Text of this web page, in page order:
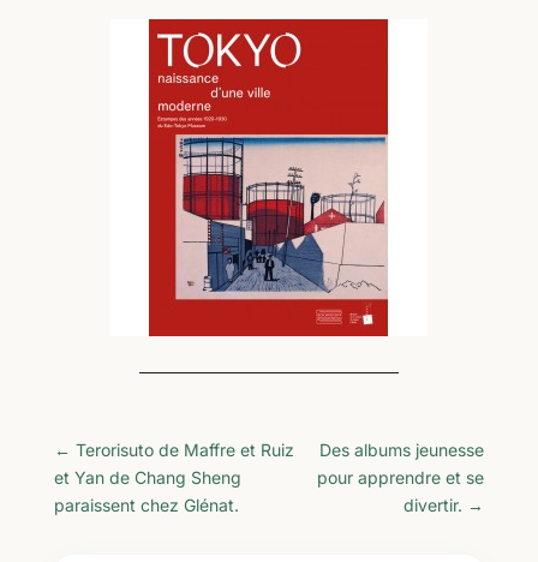
← Terorisuto de Maffre et Ruiz
et Yan de Chang Sheng
paraissent chez Glénat.
Des albums jeunesse
pour apprendre et se
divertir. →